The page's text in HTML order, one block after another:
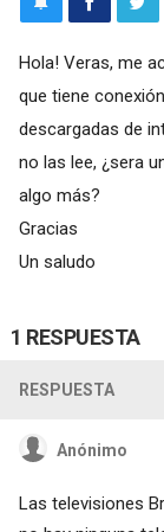
Hola! Veras, me
que tiene
descargadas de
no las lee, ¿sera
algo más?
Gracias
Un saludo
1 RESPUESTA
RESPUESTA
Anónimo
Las televisiones